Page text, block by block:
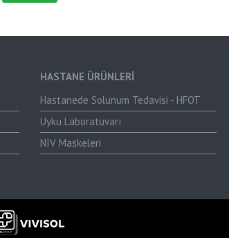
HASTANE ÜRÜNLERİ
Hastanede Solunum Tedavisi - HFOT
Uyku Laboratuvarı
NIV Maskeleri